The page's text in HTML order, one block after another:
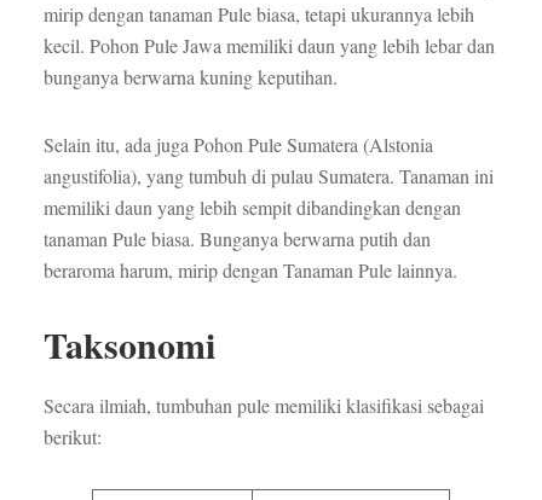
mirip dengan tanaman Pule biasa, tetapi ukurannya lebih
kecil. Pohon Pule Jawa memiliki daun yang lebih lebar dan
bunganya berwarna kuning keputihan.
Selain itu, ada juga Pohon Pule Sumatera (Alstonia
angustifolia), yang tumbuh di pulau Sumatera. Tanaman ini
memiliki daun yang lebih sempit dibandingkan dengan
tanaman Pule biasa. Bunganya berwarna putih dan
beraroma harum, mirip dengan Tanaman Pule lainnya.
Taksonomi
Secara ilmiah, tumbuhan pule memiliki klasifikasi sebagai
berikut: